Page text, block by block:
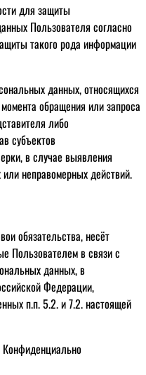
для защиты
Пользователя согласно
такого рода информации
данных, относящихся
обращения или запроса
либо
субъектов
в случае выявления
неправомерных действий.
обязательства, несёт
Пользователем в связи с
данных, в
Федерации,
п.п. 5.2. и 7.2. настоящей
Конфиденциально